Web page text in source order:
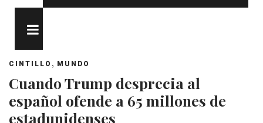
CINTILLO , MUNDO
Cuando Trump desprecia al
español ofende a 65 millones de
estadunidenses